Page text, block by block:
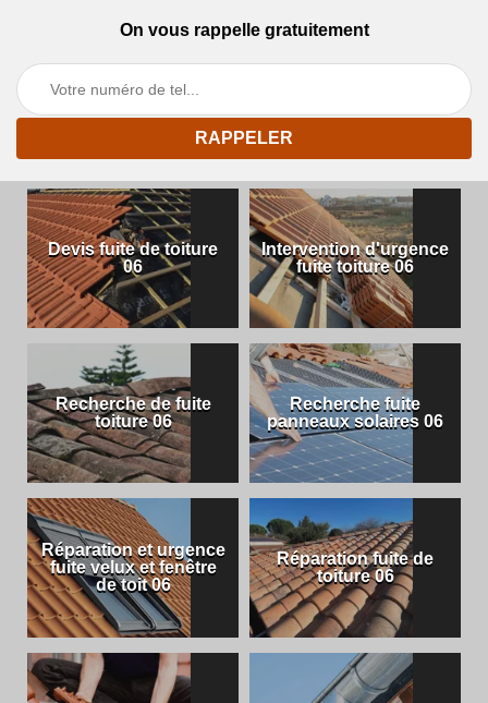
On vous rappelle gratuitement
Devis fuite de toiture
06
Intervention d'urgence
fuite toiture 06
Recherche de fuite
toiture 06
Recherche fuite
panneaux solaires 06
Réparation et urgence
fuite velux et fenêtre
de toit 06
Réparation fuite de
toiture 06